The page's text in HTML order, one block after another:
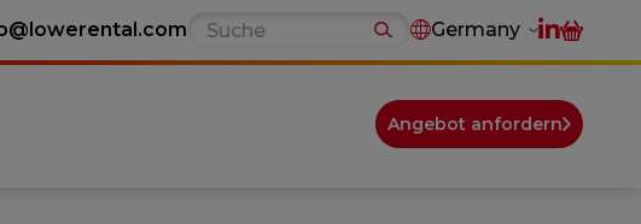
Germany
Angebot anfordern